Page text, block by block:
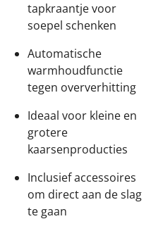
tapkraantje voor
soepel schenken
Automatische
warmhoudfunctie
tegen oververhitting
Ideaal voor kleine en
grotere
kaarsenproducties
Inclusief accessoires
om direct aan de slag
te gaan